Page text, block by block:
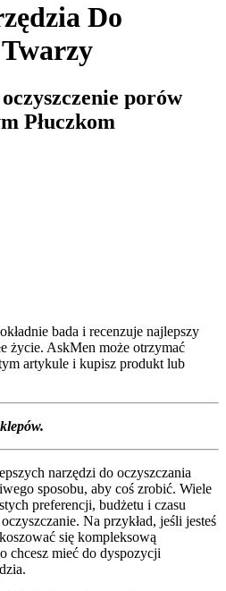
Do
porów
Płuczkom
bada i recenzuje najlepszy
życie. AskMen może otrzymać
artykule i kupisz produkt lub
narzędzi do oczyszczania
sposobu, aby coś zrobić. Wiele
preferencji, budżetu i czasu
Na przykład, jeśli jesteś
się kompleksową
chcesz mieć do dyspozycji